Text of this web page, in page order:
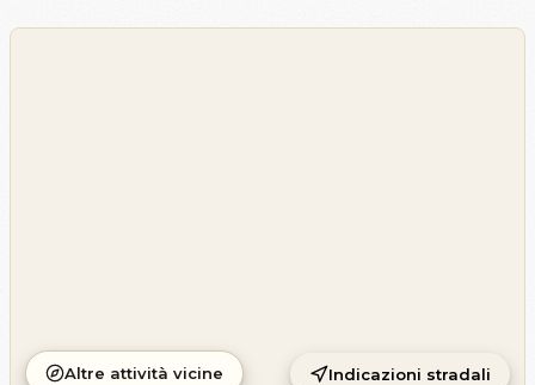
Altre attività vicine Indicazioni stradali